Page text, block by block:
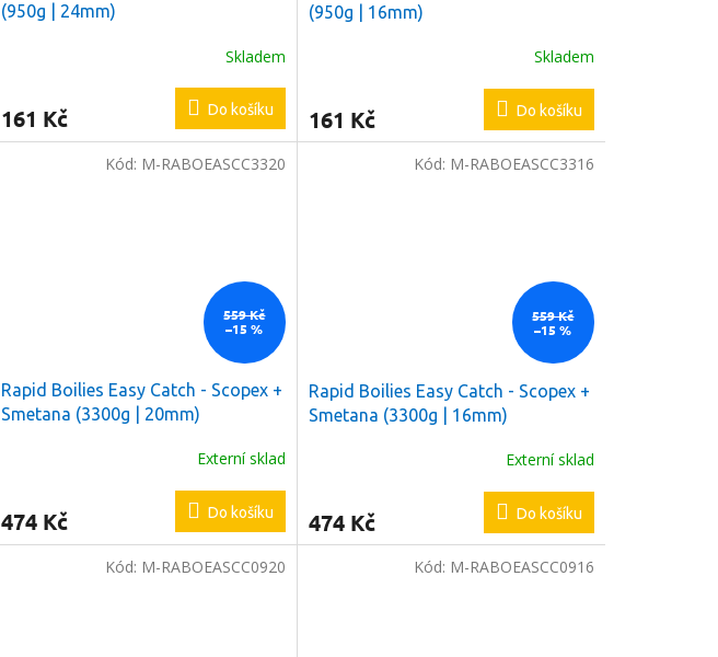
(950g | 24mm)
Skladem
161 Kč Do košíku
(950g | 16mm)
Skladem
161 Kč Do košíku
559 Kč
–15 %
Rapid Boilies Easy Catch - Scopex +
Smetana (3300g | 20mm)
Externí sklad
474 Kč Do košíku
Kód: M-RABOEASCC3320
559 Kč
–15 %
Rapid Boilies Easy Catch - Scopex +
Smetana (3300g | 16mm)
Externí sklad
474 Kč Do košíku
Kód: M-RABOEASCC3316
Kód: M-RABOEASCC0920 Kód: M-RABOEASCC0916